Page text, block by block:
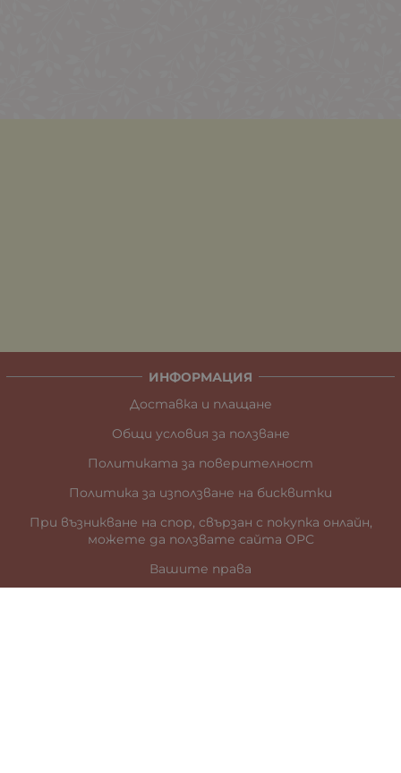
ИНФОРМАЦИЯ
Доставка и плащане
Общи условия за ползване
Политиката за поверителност
Политика за използване на бисквитки
При възникване на спор, свързан с покупка онлайн,
можете да ползвате сайта ОРС
Вашите права